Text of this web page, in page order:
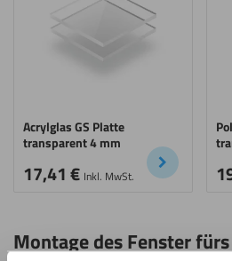
Acrylglas GS Platte
transparent 4 mm
17,41€ Inkl. MwSt.
Montage des Fenster